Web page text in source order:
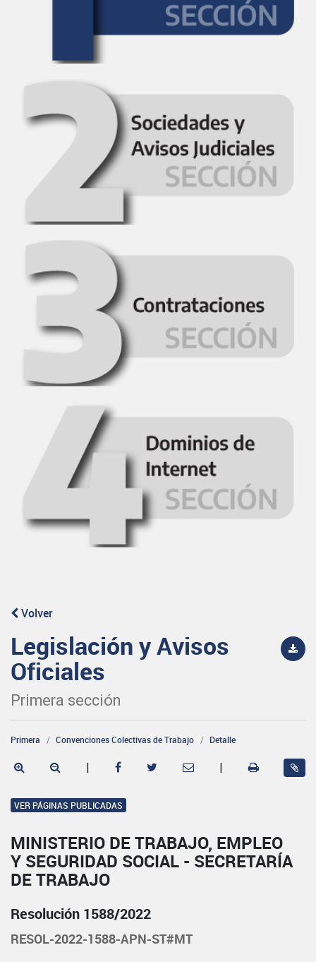
Volver
Legislación y Avisos
Oficiales
Primera sección
Primera Convenciones Colectivas de Trabajo Detalle
| |
VER PÁGINAS PUBLICADAS
MINISTERIO DE TRABAJO, EMPLEO
Y SEGURIDAD SOCIAL - SECRETARÍA
DE TRABAJO
Resolución 1588/2022
RESOL-2022-1588-APN-ST#MT